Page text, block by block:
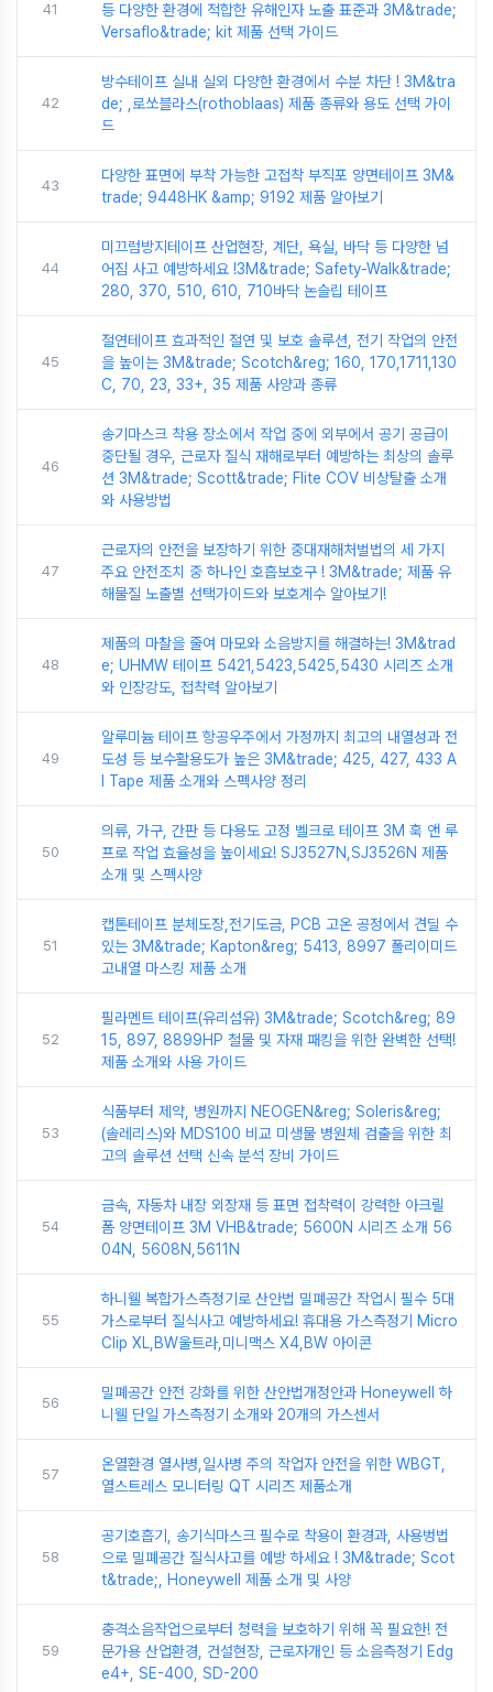
41
등 다양한 환경에 적합한 유해인자 노출 표준과 3M&trade;
Versaflo&trade; kit 제품 선택 가이드
42
방수테이프 실내 실외 다양한 환경에서 수분 차단 ! 3M&tra
de; ,로쏘블라스(rothoblaas) 제품 종류와 용도 선택 가이
드
43
다양한 표면에 부착 가능한 고접착 부직포 양면테이프 3M&
trade; 9448HK &amp; 9192 제품 알아보기
44
미끄럼방지테이프 산업현장, 계단, 욕실, 바닥 등 다양한 넘
어짐 사고 예방하세요 !3M&trade; Safety-Walk&trade;
280, 370, 510, 610, 710바닥 논슬립 테이프
45
절연테이프 효과적인 절연 및 보호 솔루션, 전기 작업의 안전
을 높이는 3M&trade; Scotch&reg; 160, 170,1711,130
C, 70, 23, 33+, 35 제품 사양과 종류
46
송기마스크 착용 장소에서 작업 중에 외부에서 공기 공급이
중단될 경우, 근로자 질식 재해로부터 예방하는 최상의 솔루
션 3M&trade; Scott&trade; Flite COV 비상탈출 소개
와 사용방법
47
근로자의 안전을 보장하기 위한 중대재해처벌법의 세 가지
주요 안전조치 중 하나인 호흡보호구 ! 3M&trade; 제품 유
해물질 노출별 선택가이드와 보호계수 알아보기!
48
제품의 마찰을 줄여 마모와 소음방지를 해결하는! 3M&trad
e; UHMW 테이프 5421,5423,5425,5430 시리즈 소개
와 인장강도, 접착력 알아보기
49
알루미늄 테이프 항공우주에서 가정까지 최고의 내열성과 전
도성 등 보수활용도가 높은 3M&trade; 425, 427, 433 A
I Tape 제품 소개와 스펙사양 정리
50
의류, 가구, 간판 등 다용도 고정 벨크로 테이프 3M 훅 앤 루
프로 작업 효율성을 높이세요! SJ3527N,SJ3526N 제품
소개 및 스펙사양
51
캡톤테이프 분체도장,전기도금, PCB 고온 공정에서 견딜 수
있는 3M&trade; Kapton&reg; 5413, 8997 폴리이미드
고내열 마스킹 제품 소개
52
필라멘트 테이프(유리섬유) 3M&trade; Scotch&reg; 89
15, 897, 8899HP 철물 및 자재 패킹을 위한 완벽한 선택!
제품 소개와 사용 가이드
53
식품부터 제약, 병원까지 NEOGEN&reg; Soleris&reg;
(솔레리스)와 MDS100 비교 미생물 병원체 검출을 위한 최
고의 솔루션 선택 신속 분석 장비 가이드
54
금속, 자동차 내장 외장재 등 표면 접착력이 강력한 아크릴
폼 양면테이프 3M VHB&trade; 5600N 시리즈 소개 56
04N, 5608N,5611N
55
하니웰 복합가스측정기로 산안법 밀폐공간 작업시 필수 5대
가스로부터 질식사고 예방하세요! 휴대용 가스측정기 Micro
Clip XL,BW울트라,미니맥스 X4,BW 아이콘
56
밀폐공간 안전 강화를 위한 산안법개정안과 Honeywell 하
니웰 단일 가스측정기 소개와 20개의 가스센서
57
온열환경 열사병,일사병 주의 작업자 안전을 위한 WBGT,
열스트레스 모니터링 QT 시리즈 제품소개
58
공기호흡기, 송기식마스크 필수로 착용이 환경과, 사용벙법
으로 밀폐공간 질식사고를 예방 하세요 ! 3M&trade; Scot
t&trade;, Honeywell 제품 소개 및 사양
59
충격소음작업으로부터 청력을 보호하기 위해 꼭 필요한! 전
문가용 산업환경, 건설현장, 근로자개인 등 소음측정기 Edg
e4+, SE-400, SD-200